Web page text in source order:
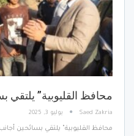
محافظ القليوبية” يلتقي
Saed Zakria يوليو 3, 2025
محافظ القليوبية" يلتقي بسائحين